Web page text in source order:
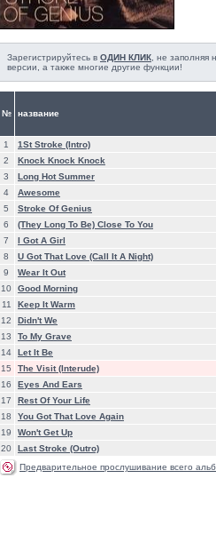
Зарегистрируйтесь в ОДИН КЛИК , не
версии, а также многие другие функции!
№ название
1
1St Stroke (Intro)
2
Knock Knock Knock
3
Long Hot Summer
4
Awesome
5
Stroke Of Genius
6
(They Long To Be) Close To You
7
I Got A Girl
8
U Got That Love (Call It A Night)
9
Wear It Out
10
Good Morning
11
Keep It Warm
12
Didn't We
13
To My Grave
14
Let It Be
15
The Visit (Interude)
16
Eyes And Ears
17
Rest Of Your Life
18
You Got That Love Again
19
Won't Get Up
20
Last Stroke (Outro)
Предварительное прослушивание всего